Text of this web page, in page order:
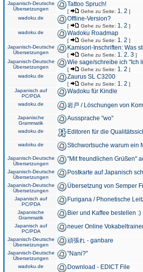
Japanisch-Deutsche
Übersetzungen
Tattoo Spruch!
[ Gehe zu Seite: 1 2 ]
wadoku.de
Offline-Version?
[ Gehe zu Seite: 1 2 ]
wadoku.de
Wadoku Roadmap
[ Gehe zu Seite: 1 2 ]
Japanisch-Deutsche
Übersetzungen
Kamisori-Inschriften: Was
[ Gehe zu Seite: 1 2 3 ]
Japanisch-Deutsche
Übersetzungen
Wie sage/schreibe ich "Ich
[ Gehe zu Seite: 1 2 ]
wadoku.de
Zaurus SL C3200
[ Gehe zu Seite: 1 2 ]
Japanisch auf
PC/PDA
Wadoku für Kindle
wadoku.de 岩戸 / Löschungen von
Japanische
Grammatik
Aussprache "wo"
wadoku.de Editoren für die
wadoku.de Stichwortsuche warum ein
Japanisch-Deutsche
Übersetzungen
"Mit freundlichen Grüßen"
Japanisch-Deutsche
Übersetzungen
Postkarte auf Japanisch
Japanisch-Deutsche
Übersetzungen
Übersetzung von Semper
Japanisch auf
PC/PDA
Furigana / Phonetische
Japanische
Grammatik
Bier und Kaffee bestellen :)
Japanisch auf
PC/PDA
neuer Online
Japanisch-Deutsche
Übersetzungen
頑張れ - ganbare
Japanisch-Deutsche
Übersetzungen
"Nani?"
wadoku.de Download - EDICT File